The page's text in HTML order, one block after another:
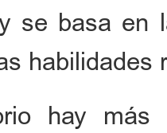
se basa en
hay